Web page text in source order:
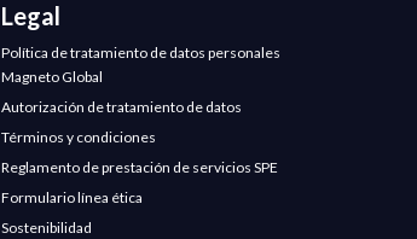
Legal
Política de tratamiento de datos personales
Magneto Global
Autorización de tratamiento de datos
Términos y condiciones
Reglamento de prestación de servicios SPE
Formulario línea ética
Sostenibilidad